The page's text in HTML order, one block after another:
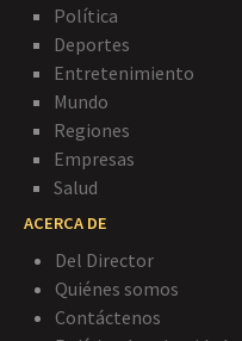
Política
Deportes
Entretenimiento
Mundo
Regiones
Empresas
Salud
ACERCA DE
Del Director
Quiénes somos
Contáctenos